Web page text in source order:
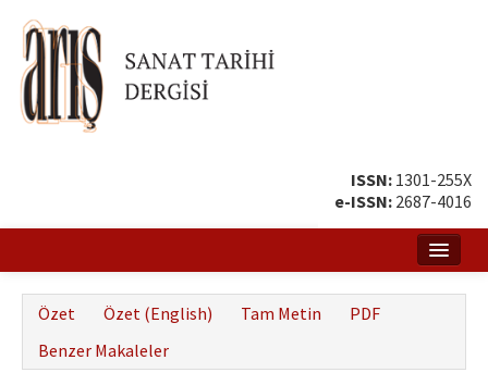
ISSN: 1301-255X
e-ISSN: 2687-4016
Amaç ve Kapsam
Özet Özet (English) Tam Metin
PDF
Benzer Makaleler